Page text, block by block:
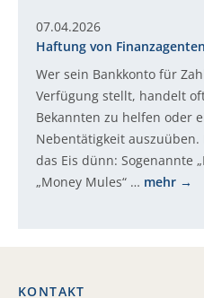
07.04.2026
Haftung von Finanzagenten
Wer sein Bankkonto für
Verfügung stellt, handelt
Bekannten zu helfen oder
Nebentätigkeit
das Eis dünn: Sogenannte
„Money Mules“ … mehr
KONTAKT